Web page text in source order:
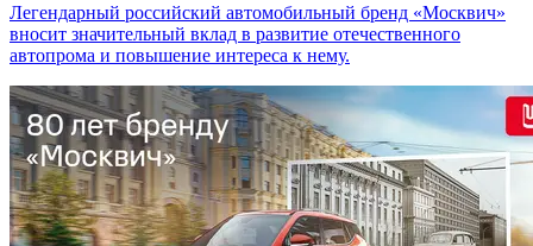
Легендарный российский автомобильный бренд «Москвич»
вносит значительный вклад в развитие отечественного
автопрома и повышение интереса к нему.